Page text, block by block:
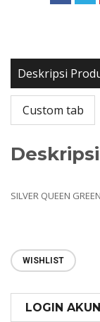
Deskripsi
Custom tab
SILVER QUEEN
WISHLIST
LOGIN AKUN